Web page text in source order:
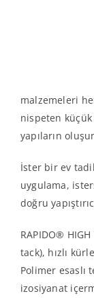
malzemeleri
nispeten
yapıların
İster bir ev
uygulama,
doğru
RAPIDO® HIGH
tack), hızlı
Polimer esaslı
izosiyanat